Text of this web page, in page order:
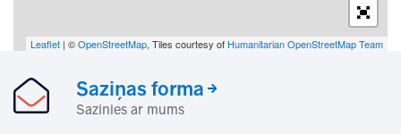
Leaflet | ©OpenStreetMap, Tiles courtesy of Humanitarian OpenStreetMap Team
Saziņas forma
Sazinies ar mums